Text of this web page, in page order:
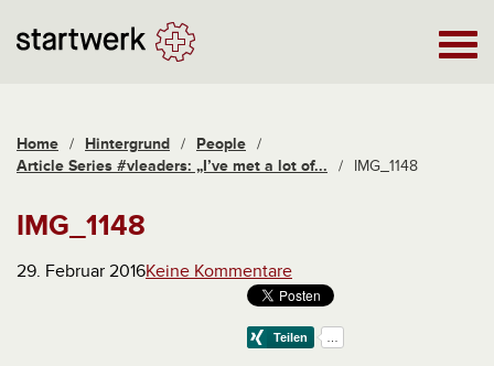
Home / Hintergrund / People /
Article Series #vleaders: „I’ve met a lot of...
/ IMG_1148
IMG_1148
29. Februar 2016Keine Kommentare